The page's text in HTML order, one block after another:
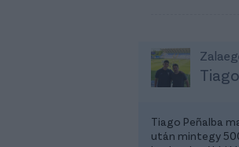
Tiago Peñalba
után mintegy